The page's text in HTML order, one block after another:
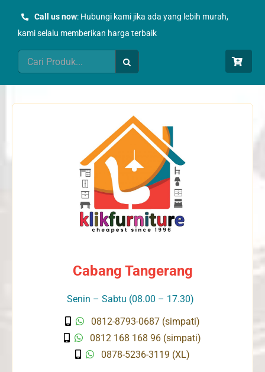
Call us now: Hubungi kami jika ada yang lebih murah,
kami selalu memberikan harga terbaik
Search
for:
Cabang Tangerang
Senin – Sabtu (08.00 – 17.30)
0812-8793-0687 (simpati)
0812 168 168 96 (simpati)
0878-5236-3119 (XL)